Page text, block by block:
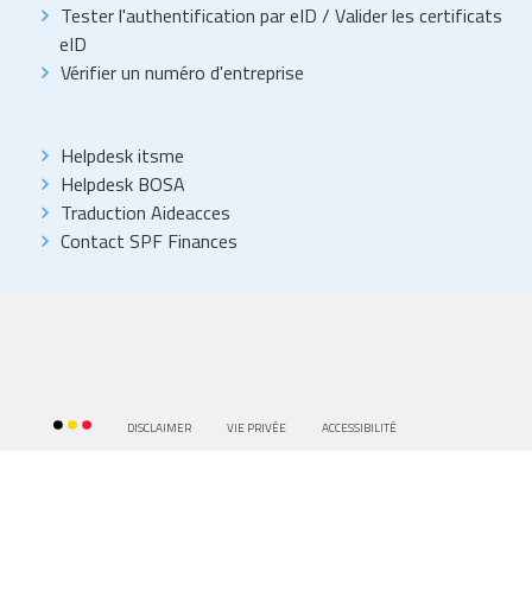
Tester l'authentification par eID / Valider les certificats
eID
Vérifier un numéro d'entreprise
Helpdesk itsme
Helpdesk BOSA
Traduction Aideacces
Contact SPF Finances
DISCLAIMER VIE PRIVÉE ACCESSIBILITÉ